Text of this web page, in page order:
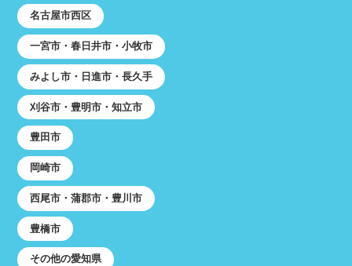
名古屋市西区
一宮市・春日井市・小牧市
みよし市・日進市・長久手
刈谷市・豊明市・知立市
豊田市
岡崎市
西尾市・蒲郡市・豊川市
豊橋市
その他の愛知県